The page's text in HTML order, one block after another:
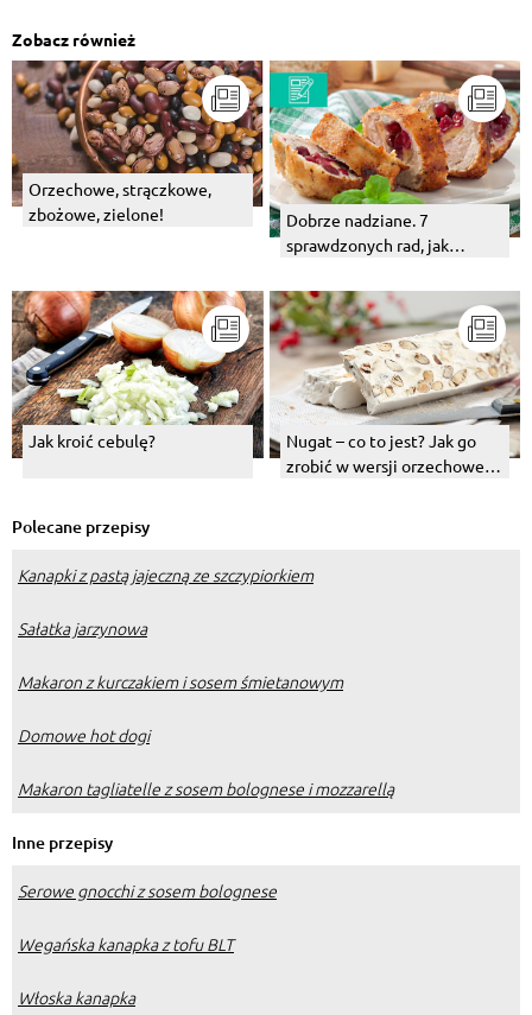
Zobacz również
Orzechowe, strączkowe,
zbożowe, zielone!
Dobrze nadziane. 7
sprawdzonych rad, jak
Jak kroić cebulę?
Nugat – co to jest? Jak go
zrobić w wersji orzechowej
Polecane przepisy
Kanapki z pastą jajeczną ze szczypiorkiem
Sałatka jarzynowa
Makaron z kurczakiem i sosem śmietanowym
Domowe hot dogi
Makaron tagliatelle z sosem bolognese i mozzarellą
Inne przepisy
Serowe gnocchi z sosem bolognese
Wegańska kanapka z tofu BLT
Włoska kanapka